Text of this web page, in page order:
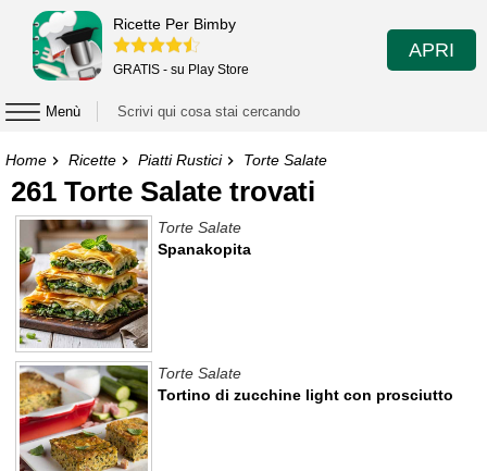
Ricette Per Bimby
GRATIS - su Play Store
APRI
Menù
Home Ricette Piatti Rustici Torte Salate
261 Torte Salate trovati
Spanakopita
Torte Salate
Tortino di zucchine light con prosciutto
Torte Salate